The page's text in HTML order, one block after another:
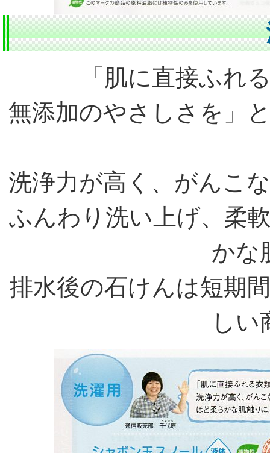
「肌に直接ふれ
無添加のやさしさを」
洗浄力が高く、がんこ
ふんわり洗い上げ、柔
かな
排水後の石けんは短期
しい